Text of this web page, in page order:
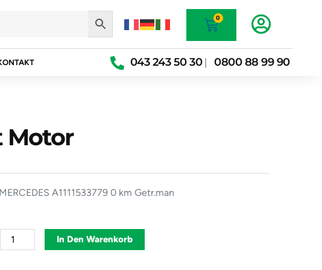
0
Warenkorb
043 243 50 30| 0800 88 99 90
Motor
A1111533779 0 km Getr.man
Steuergerat
Motor
In Den Warenkorb